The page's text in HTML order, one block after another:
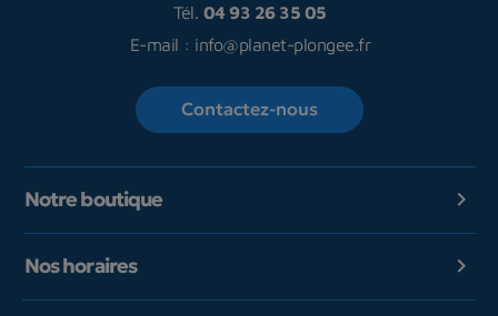
Tél. 04 93 26 35 05
E-mail : info@planet-plongee.fr
Contactez-nous
Notre boutique 
Nos horaires 